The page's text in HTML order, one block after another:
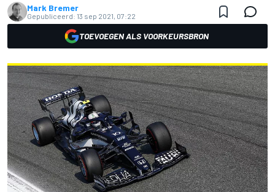
Mark Bremer
Gepubliceerd: 13 sep 2021, 07:22
TOEVOEGEN ALS VOORKEURSBRON